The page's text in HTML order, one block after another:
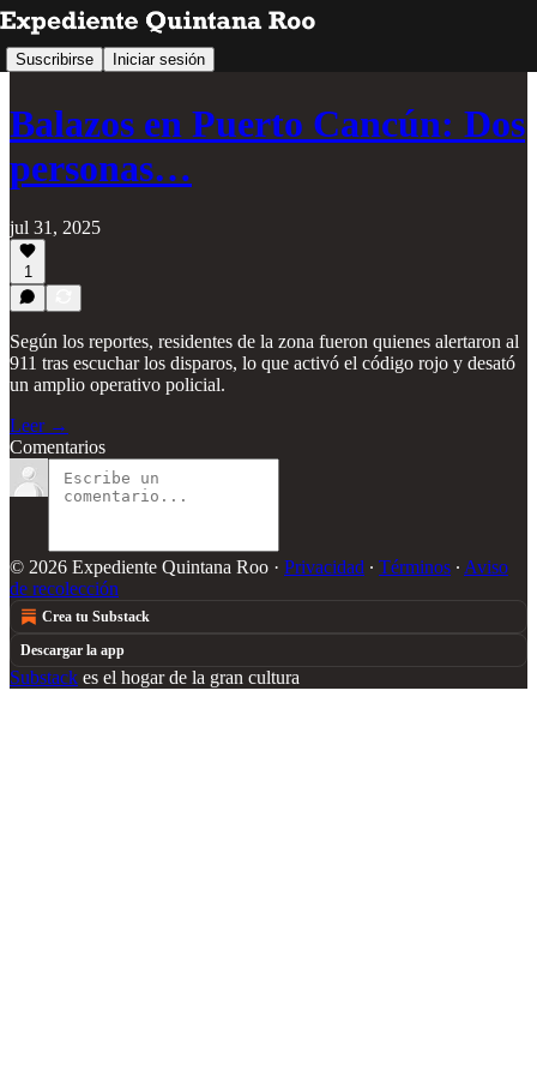
Suscribirse Iniciar sesión
Balazos en Puerto Cancún: Dos
personas…
jul 31, 2025
1
Según los reportes, residentes de la zona fueron quienes alertaron al
911 tras escuchar los disparos, lo que activó el código rojo y desató
un amplio operativo policial.
Leer →
Comentarios
© 2026 Expediente Quintana Roo · Privacidad ∙ Términos ∙ Aviso
de recolección
Crea tu Substack
Descargar la app
Substack es el hogar de la gran cultura